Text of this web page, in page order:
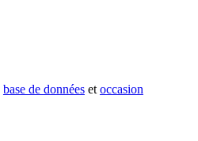
base de donnéeset occasion